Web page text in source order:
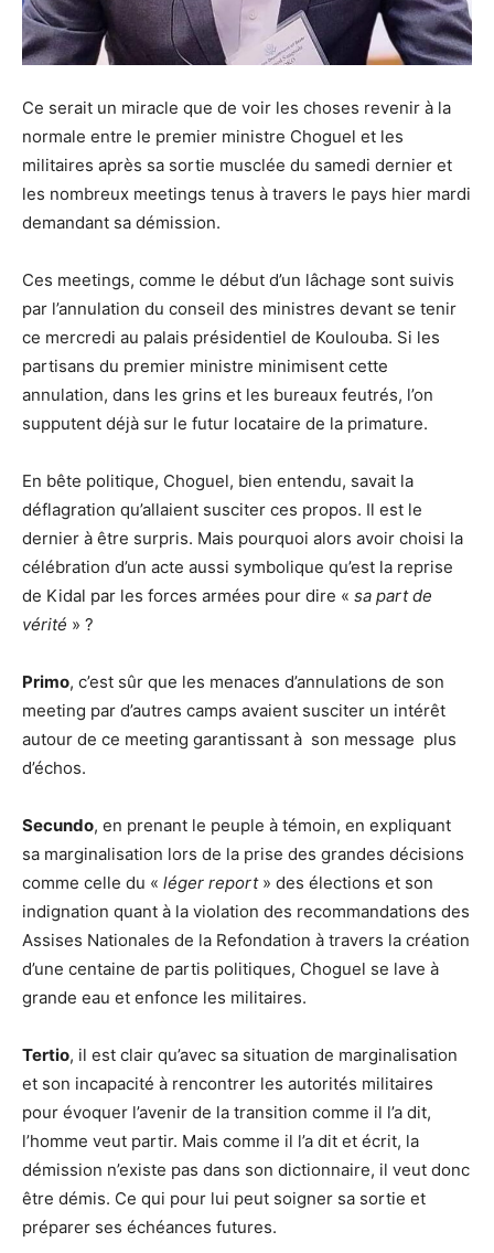
Ce serait un miracle que de voir les choses revenir à la
normale entre le premier ministre Choguel et les
militaires après sa sortie musclée du samedi dernier et
les nombreux meetings tenus à travers le pays hier mardi
demandant sa démission.
Ces meetings, comme le début d’un lâchage sont suivis
par l’annulation du conseil des ministres devant se tenir
ce mercredi au palais présidentiel de Koulouba. Si les
partisans du premier ministre minimisent cette
annulation, dans les grins et les bureaux feutrés, l’on
supputent déjà sur le futur locataire de la primature.
En bête politique, Choguel, bien entendu, savait la
déflagration qu’allaient susciter ces propos. Il est le
dernier à être surpris. Mais pourquoi alors avoir choisi la
célébration d’un acte aussi symbolique qu’est la reprise
de Kidal par les forces armées pour dire « sa part de
vérité » ?
Primo, c’est sûr que les menaces d’annulations de son
meeting par d’autres camps avaient susciter un intérêt
autour de ce meeting garantissant à son message plus
d’échos.
Secundo, en prenant le peuple à témoin, en expliquant
sa marginalisation lors de la prise des grandes décisions
comme celle du « léger report» des élections et son
indignation quant à la violation des recommandations des
Assises Nationales de la Refondation à travers la création
d’une centaine de partis politiques, Choguel se lave à
grande eau et enfonce les militaires.
Tertio, il est clair qu’avec sa situation de marginalisation
et son incapacité à rencontrer les autorités militaires
pour évoquer l’avenir de la transition comme il l’a dit,
l’homme veut partir. Mais comme il l’a dit et écrit, la
démission n’existe pas dans son dictionnaire, il veut donc
être démis. Ce qui pour lui peut soigner sa sortie et
préparer ses échéances futures.